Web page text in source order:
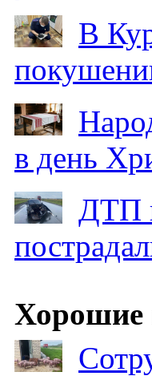
В
в день
ДТП
Хорошие